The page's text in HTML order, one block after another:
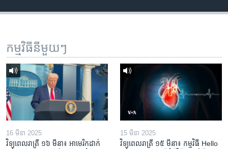
កម្មវិធី​នីមួយៗ
16 មីនា 2025
វិទ្យុពេលរាត្រី ១៦ មីនា៖ អាមេរិក​ដាក់​
15 មីនា 2025
វិទ្យុពេលរាត្រី ១៥ មីនា៖ កម្មវិធី ​Hello